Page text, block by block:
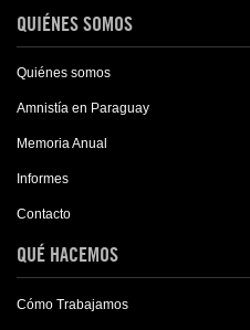
QUIÉNES SOMOS
Quiénes somos
Amnistía en Paraguay
Memoria Anual
Informes
Contacto
QUÉ HACEMOS
Cómo Trabajamos